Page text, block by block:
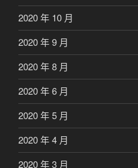
2020 年 10 月
2020 年 9 月
2020 年 8 月
2020 年 6 月
2020 年 5 月
2020 年 4 月
2020 年 3 月